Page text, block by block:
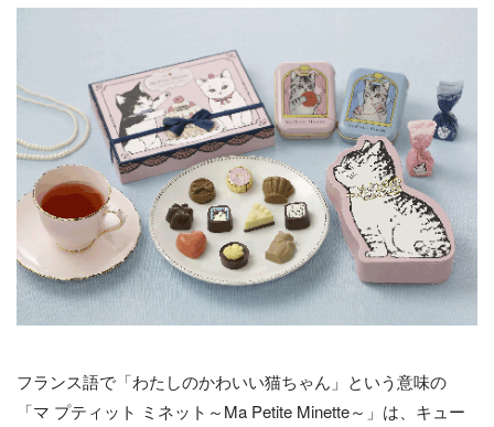
フランス語で「わたしのかわいい猫ちゃん」という意味の
「マ プティット ミネット～Ma Petite Minette～」は、キュー